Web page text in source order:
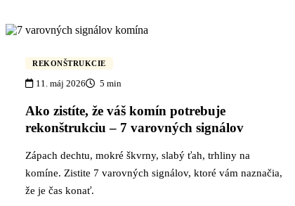
REKONŠTRUKCIE
11. máj 2026 5 min
Ako zistíte, že váš komín potrebuje
rekonštrukciu – 7 varovných signálov
Zápach dechtu, mokré škvrny, slabý ťah, trhliny na
komíne. Zistite 7 varovných signálov, ktoré vám naznačia,
že je čas konať.